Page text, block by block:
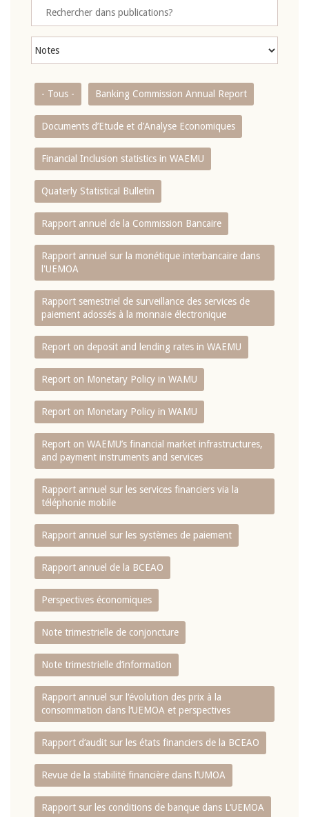
- Tous - Banking Commission Annual Report
Documents d’Etude et d’Analyse Economiques
Financial Inclusion statistics in WAEMU
Quaterly Statistical Bulletin
Rapport annuel de la Commission Bancaire
Rapport annuel sur la monétique interbancaire dans
l'UEMOA
Rapport semestriel de surveillance des services de
paiement adossés à la monnaie électronique
Report on deposit and lending rates in WAEMU
Report on Monetary Policy in WAMU
Report on Monetary Policy in WAMU
Report on WAEMU’s financial market infrastructures,
and payment instruments and services
Rapport annuel sur les services financiers via la
téléphonie mobile
Rapport annuel sur les systèmes de paiement
Rapport annuel de la BCEAO
Perspectives économiques
Note trimestrielle de conjoncture
Note trimestrielle d‘information
Rapport annuel sur l‘évolution des prix à la
consommation dans l‘UEMOA et perspectives
Rapport d‘audit sur les états financiers de la BCEAO
Revue de la stabilité financière dans l‘UMOA
Rapport sur les conditions de banque dans L‘UEMOA